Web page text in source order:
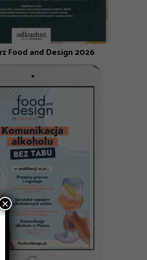
Food and Design 2026
×